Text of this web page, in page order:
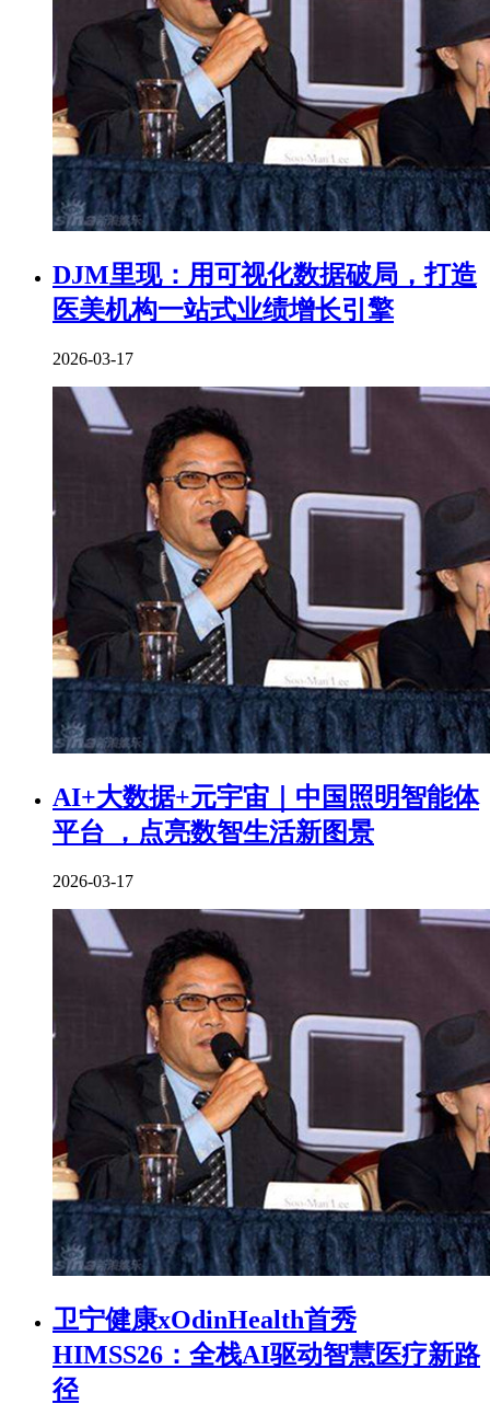
DJM里现：用可视化数据破局，打造
医美机构一站式业绩增长引擎
2026-03-17
AI+大数据+元宇宙｜中国照明智能体
平台 ，点亮数智生活新图景
2026-03-17
卫宁健康xOdinHealth首秀
HIMSS26：全栈AI驱动智慧医疗新路
径